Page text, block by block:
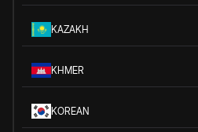
KAZAKH
KHMER
KOREAN